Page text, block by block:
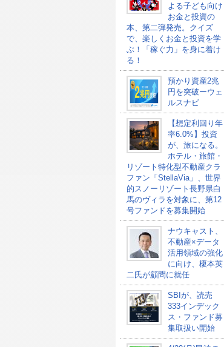
よる子ども向け
お金と投資の
本、第二弾発売。クイズ
で、楽しくお金と投資を学
ぶ！「稼ぐ力」を身に着け
る！
預かり資産2兆
円を突破ーウェ
ルスナビ
【想定利回り年
率6.0%】投資
が、旅になる。
ホテル・旅館・
リゾート特化型不動産クラ
ファン「StellaVia」、世界
的スノーリゾート長野県白
馬のヴィラを対象に、第12
号ファンドを募集開始
ナウキャスト、
不動産×データ
活用領域の強化
に向け、榎本英
二氏が顧問に就任
SBIが、読売
333インデック
ス・ファンド募
集取扱い開始